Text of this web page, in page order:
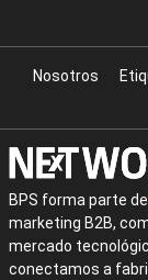
Nosotros
BPS forma parte de
marketing B2B,
mercado
conectamos a